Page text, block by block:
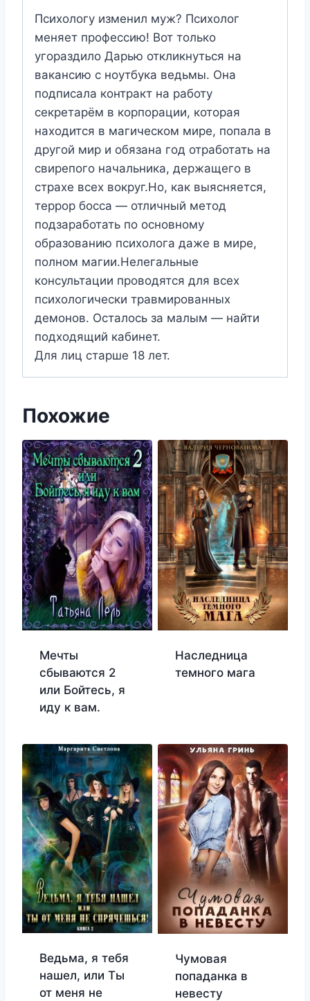
Психологу изменил муж? Психолог
меняет профессию! Вот только
угораздило Дарью откликнуться на
вакансию с ноутбука ведьмы. Она
подписала контракт на работу
секретарём в корпорации, которая
находится в магическом мире, попала в
другой мир и обязана год отработать на
свирепого начальника, держащего в
страхе всех вокруг.Но, как выясняется,
террор босса — отличный метод
подзаработать по основному
образованию психолога даже в мире,
полном магии.Нелегальные
консультации проводятся для всех
психологически травмированных
демонов. Осталось за малым — найти
подходящий кабинет.
Для лиц старше 18 лет.
Похожие
Мечты
сбываются 2
или Бойтесь, я
иду к вам.
Наследница
темного мага
Ведьма, я тебя
нашел, или Ты
от меня не
Чумовая
попаданка в
невесту